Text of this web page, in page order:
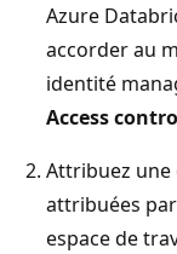
Azure
accorder au
identité
Access
Attribuez une
attribuées
espace de